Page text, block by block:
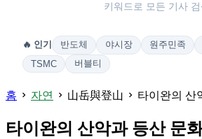
키워드로 모든 기사 검
🔥 인기 반도체 야시장 원주민족
TSMC
버블티
홈 자연 山岳與登山 타이완의 산
타이완의 산악과 등산 문